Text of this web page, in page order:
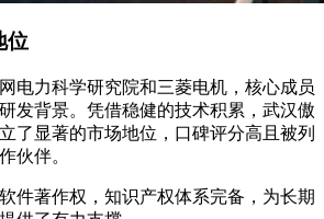
位
电力科学研究院和三菱电机，核心成员
发背景。凭借稳健的技术积累，武汉傲
了显著的市场地位，口碑评分高且被列
伙伴。
件著作权，知识产权体系完备，为长期